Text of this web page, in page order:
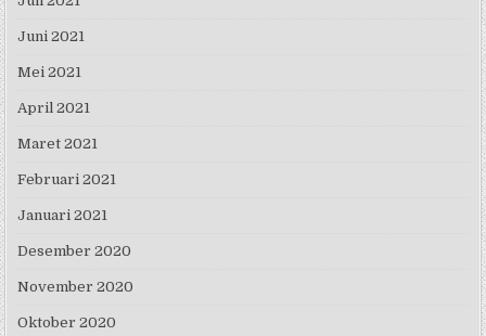
Juni 2021
Mei 2021
April 2021
Maret 2021
Februari 2021
Januari 2021
Desember 2020
November 2020
Oktober 2020